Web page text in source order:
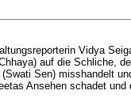
Vidya
auf die Schliche,
Sen) misshandelt
Ansehen schadet und